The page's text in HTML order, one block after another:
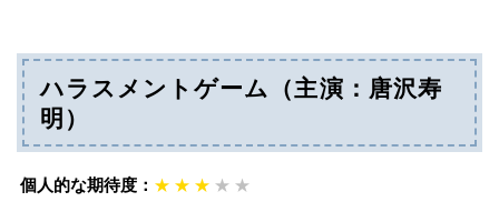
ハラスメントゲーム（主演：唐沢寿
明）
個人的な期待度： ★ ★ ★ ★ ★